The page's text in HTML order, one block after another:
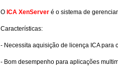
O ICA XenServer é o sistema de
Características:
- Necessita aquisição de licença ICA
- Bom desempenho para aplicações